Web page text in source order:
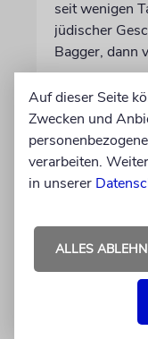
seit wenigen
jüdischer
Bagger, dann
von Katrin
05.08.2026
Auf dieser Seite
Zwecken und
verarbeiten.
in unserer
ALLES